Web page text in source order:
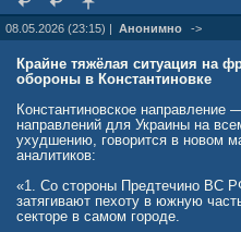
08.05.2026 (23:15) | Анонимно ->
Крайне тяжёлая ситуация на
обороны в Константиновке
Константиновское
направлений для Украины на
ухудшению, говорится в новом
аналитиков:
«1. Со стороны Предтечино ВС
затягивают пехоту в южную
секторе в самом городе.